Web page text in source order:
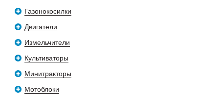
Газонокосилки
Двигатели
Измельчители
Культиваторы
Минитракторы
Мотоблоки